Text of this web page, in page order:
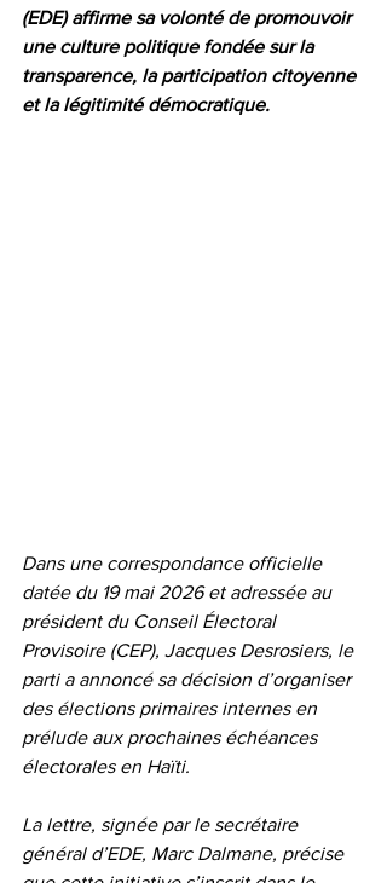
(EDE) affirme sa volonté de promouvoir
une culture politique fondée sur la
transparence, la participation citoyenne
et la légitimité démocratique.
Dans une correspondance officielle
datée du 19 mai 2026 et adressée au
président du Conseil Électoral
Provisoire (CEP), Jacques Desrosiers, le
parti a annoncé sa décision d’organiser
des élections primaires internes en
prélude aux prochaines échéances
électorales en Haïti.
La lettre, signée par le secrétaire
général d’EDE, Marc Dalmane, précise